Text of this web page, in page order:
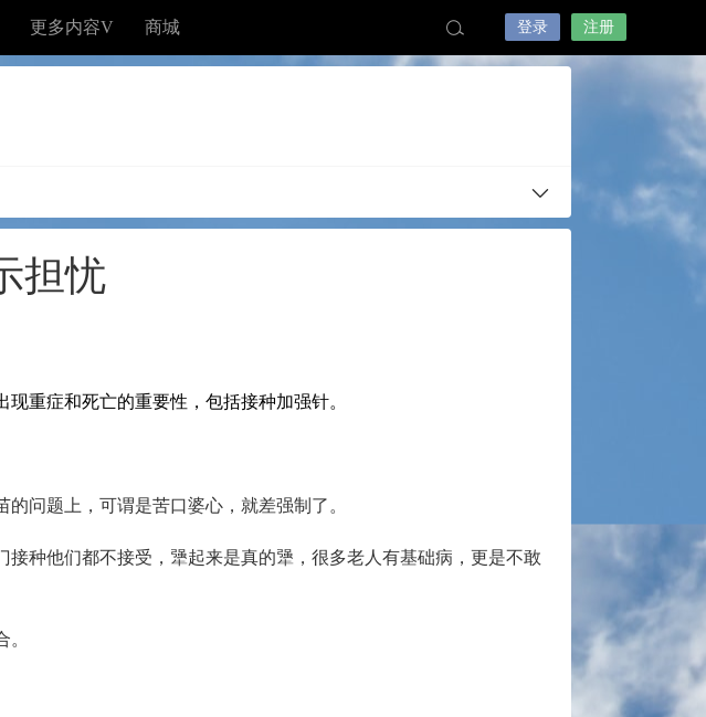
更多内容V 商城 登录 注册
担忧
重症和死亡的重要性，包括接种加强针。
问题上，可谓是苦口婆心，就差强制了。
种他们都不接受，犟起来是真的犟，很多老人有基础病，更是不敢